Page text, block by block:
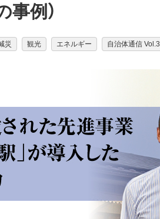
例）
災 観光 エネルギー 自治体通信 Vol.3